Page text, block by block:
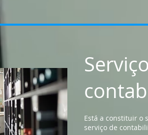
Está a constituir o
serviço de